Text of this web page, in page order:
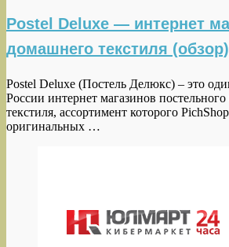
Postel Deluxe — интернет
домашнего текстиля (обзор)
Postel Deluxe (Постель Делюкс) – это
России интернет магазинов
текстиля, ассортимент которого
оригинальных …